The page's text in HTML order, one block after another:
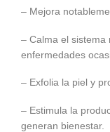
– Mejora
– Calma el sistema
enfermedades
– Exfolia la piel y
– Estimula la
generan bienestar.